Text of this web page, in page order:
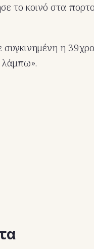
το κοινό στα
συγκινημένη η
λάμπω».